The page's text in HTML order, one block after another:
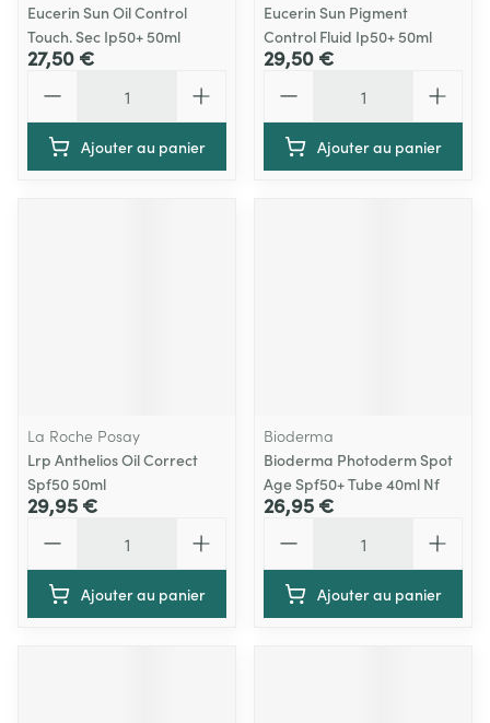
Eucerin Sun Oil Control
Touch. Sec Ip50+ 50ml
27,50 €
Ajouter au panier
Eucerin Sun Pigment
Control Fluid Ip50+ 50ml
29,50 €
Ajouter au panier
La Roche Posay
Lrp Anthelios Oil Correct
Spf50 50ml
29,95 €
Ajouter au panier
Bioderma
Bioderma Photoderm Spot
Age Spf50+ Tube 40ml Nf
26,95 €
Ajouter au panier